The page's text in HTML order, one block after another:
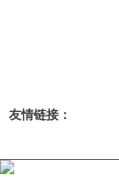
友情链接：